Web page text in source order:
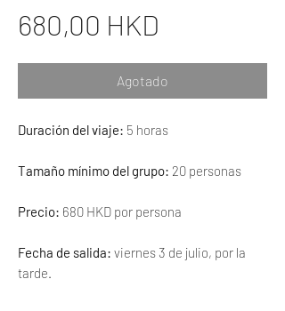
680,00 HKD
Agotado
Duración del viaje: 5 horas
Tamaño mínimo del grupo: 20 personas
Precio: 680 HKD por persona
Fecha de salida: viernes 3 de julio, por la
tarde.